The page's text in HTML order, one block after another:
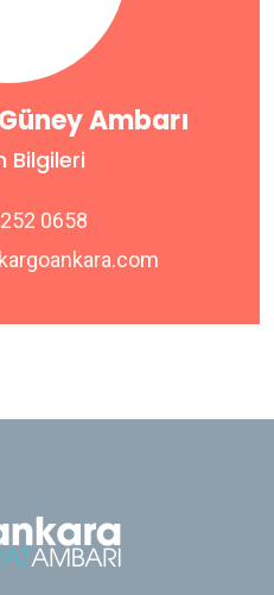
Ambarı
Bilgileri
0658